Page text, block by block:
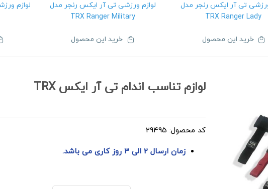
ورزشی تی آر ایکس رنجر مدل
TRX Ranger Lady
خرید این محصول
لوازم ورزشی تی آر ایکس رنجر مدل
TRX Ranger Military
خرید این محصول
لوازم
لوازم تناسب اندام تی آر ایکس TRX
کد محصول: 29495
زمان ارسال 2 الی 3 روز کاری می باشد.